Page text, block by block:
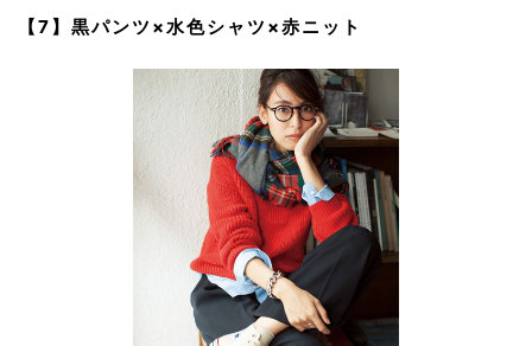
【7】黒パンツ×水色シャツ×赤ニット